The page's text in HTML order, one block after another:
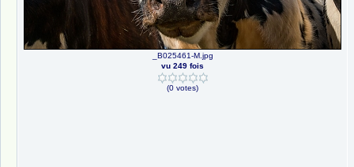
_B025461-M.jpg
vu 249 fois
(0 votes)